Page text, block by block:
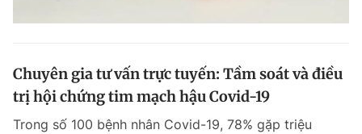
Chuyên gia tư vấn trực tuyến: Tầm soát và điều
trị hội chứng tim mạch hậu Covid-19
Trong số 100 bệnh nhân Covid-19, 78% gặp triệu